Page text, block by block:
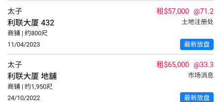
太子 租$57,000 @71.2
利联大厦 432
土地注册处
商铺 | 约800尺
11/04/2023
最新放盘
太子 租$65,000 @33.3
利联大厦 地舖
市场消息
商铺 | 约1,950尺
24/10/2022
最新放盘